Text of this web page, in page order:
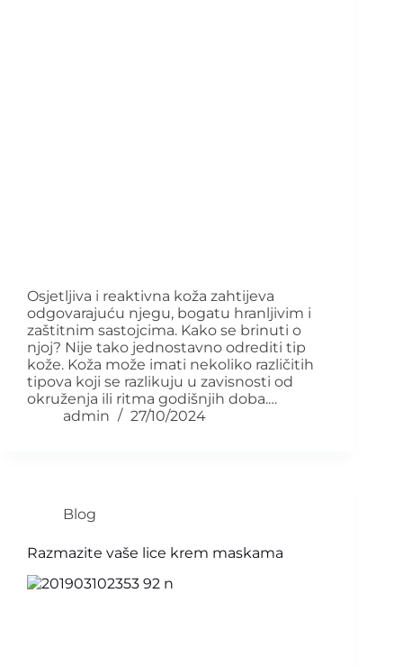
Osjetljiva i reaktivna koža zahtijeva
odgovarajuću njegu, bogatu hranljivim i
zaštitnim sastojcima. Kako se brinuti o
njoj? Nije tako jednostavno odrediti tip
kože. Koža može imati nekoliko različitih
tipova koji se razlikuju u zavisnosti od
okruženja ili ritma godišnjih doba.…
admin
27/10/2024
Blog
Razmazite vaše lice krem maskama